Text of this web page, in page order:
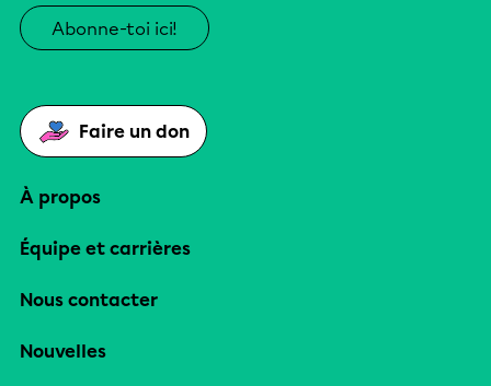
Abonne-toi ici!
Faire un don
À propos
Équipe et carrières
Nous contacter
Nouvelles